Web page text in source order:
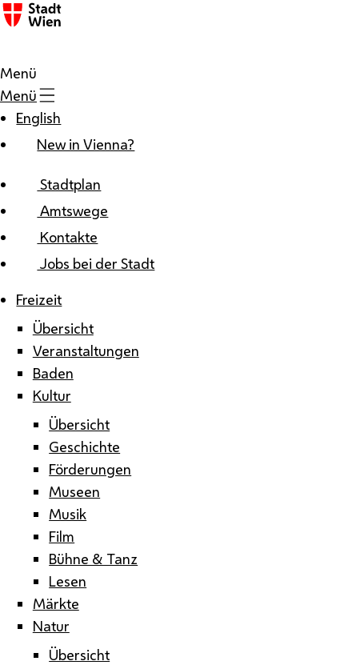
Zum Inhalt
Menü
Menü
English
New in Vienna?
Stadtplan
Amtswege
Kontakte
Jobs bei der Stadt
Freizeit
Übersicht
Veranstaltungen
Baden
Kultur
Übersicht
Geschichte
Förderungen
Museen
Musik
Film
Bühne & Tanz
Lesen
Märkte
Natur
Übersicht